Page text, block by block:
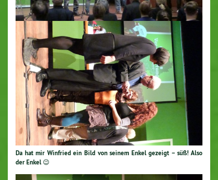
Da hat mir Winfried ein Bild von seinem Enkel gezeigt – süß! Also
der Enkel 😉